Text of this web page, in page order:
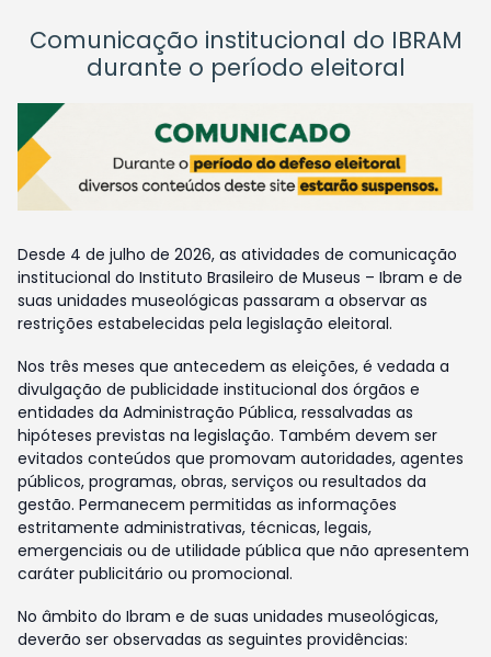
Comunicação institucional do IBRAM
durante o período eleitoral
Desde 4 de julho de 2026, as atividades de comunicação
institucional do Instituto Brasileiro de Museus – Ibram e de
suas unidades museológicas passaram a observar as
restrições estabelecidas pela legislação eleitoral.
Nos três meses que antecedem as eleições, é vedada a
divulgação de publicidade institucional dos órgãos e
entidades da Administração Pública, ressalvadas as
hipóteses previstas na legislação. Também devem ser
evitados conteúdos que promovam autoridades, agentes
públicos, programas, obras, serviços ou resultados da
gestão. Permanecem permitidas as informações
estritamente administrativas, técnicas, legais,
emergenciais ou de utilidade pública que não apresentem
caráter publicitário ou promocional.
No âmbito do Ibram e de suas unidades museológicas,
deverão ser observadas as seguintes providências: